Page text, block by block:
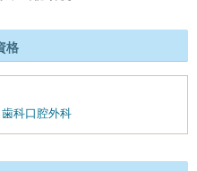
格
歯科口腔外科